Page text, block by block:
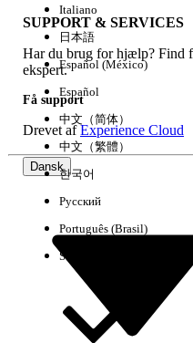
SUPPORT & SERVICES
Har du brug for hjælp? Find
ekspert.
Få support
Drevet afExperience Cloud
Dansk
Italiano
日本語
Español (México)
Español
中文（简体）
中文（繁體）
한국어
Русский
Português (Brasil)
Suomi